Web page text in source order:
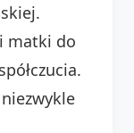
matki do